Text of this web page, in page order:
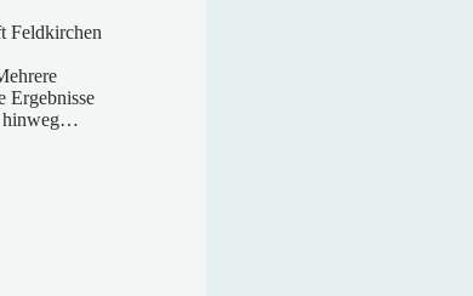
Feldkirchen
Ergebnisse
hinweg…